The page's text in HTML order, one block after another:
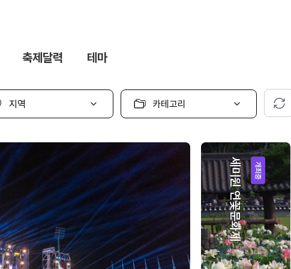
축제달력 테마
카
고
선
택
초기화
개최중
세미원 연꽃문화제